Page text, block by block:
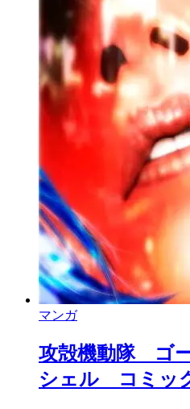
マンガ
攻殻機動隊 ゴ
シェル コミッ